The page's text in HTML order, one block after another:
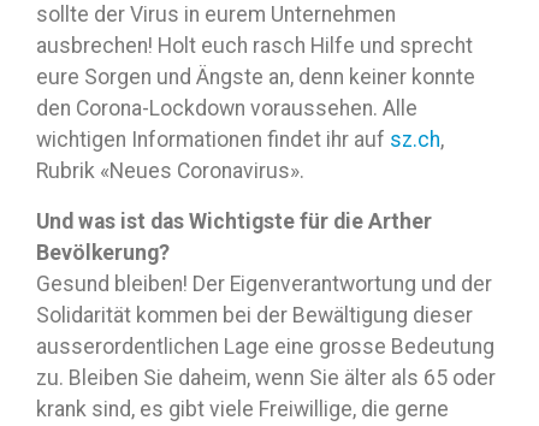
sollte der Virus in eurem Unternehmen
ausbrechen! Holt euch rasch Hilfe und sprecht
eure Sorgen und Ängste an, denn keiner konnte
den Corona-Lockdown voraussehen. Alle
wichtigen Informationen findet ihr auf sz.ch,
Rubrik «Neues Coronavirus».
Und was ist das Wichtigste für die Arther
Bevölkerung?
Gesund bleiben! Der Eigenverantwortung und der
Solidarität kommen bei der Bewältigung dieser
ausserordentlichen Lage eine grosse Bedeutung
zu. Bleiben Sie daheim, wenn Sie älter als 65 oder
krank sind, es gibt viele Freiwillige, die gerne